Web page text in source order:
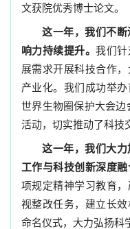
文获院优秀博士论文。
这一年，我们不
响力持续提升。我们针
展需求开展科技合作
产业化。我们成功举
世界生物圈保护大会边
活动，切实推动了科技
这一年，我们大
工作与科技创新深度融
项规定精神学习教育
视整改任务，建立长
命名仪式，大力弘扬科